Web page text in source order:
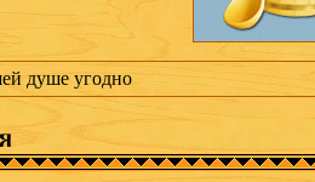
душе угодно